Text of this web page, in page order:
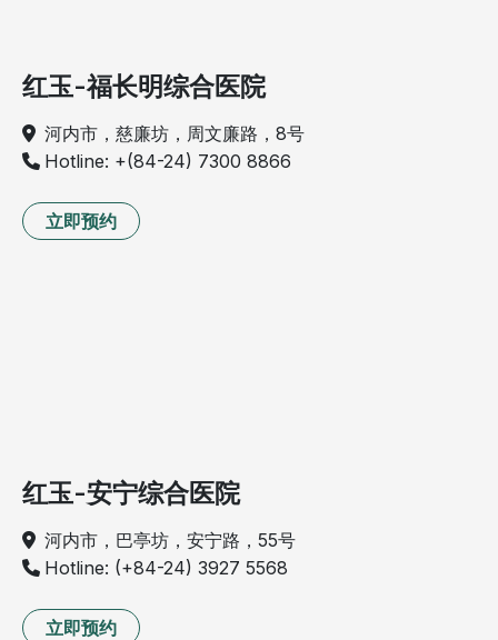
红玉-福长明综合医院
河内市，慈廉坊，周文廉路，8号
Hotline: +(84-24) 7300 8866
立即预约
红玉-安宁综合医院
河内市，巴亭坊，安宁路，55号
Hotline: (+84-24) 3927 5568
立即预约